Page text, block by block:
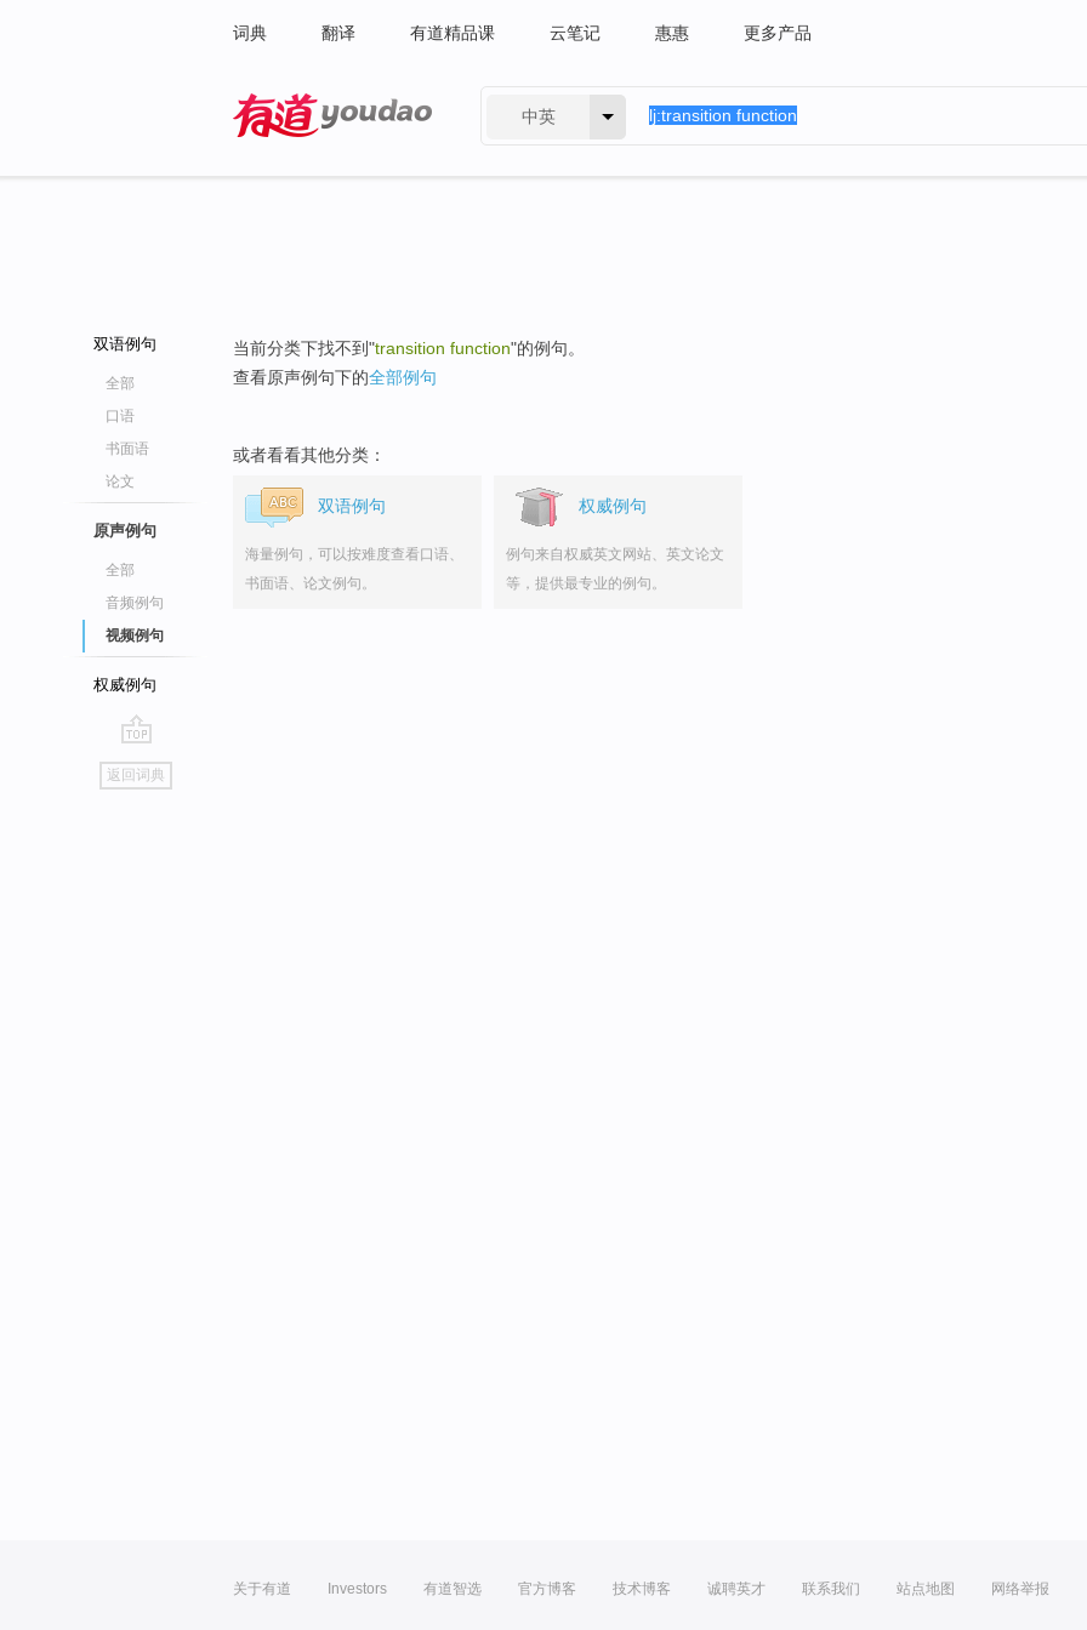
词典 翻译 有道精品课 云笔记 惠惠 更多产品
中英
双语例句
全部
口语
书面语
论文
原声例句
全部
音频例句
视频例句
权威例句
go
top
返回词典
当前分类下找不到"transition function"的例句。
查看原声例句下的全部例句
或者看看其他分类：
双语例句
海量例句，可以按难度查看口语、
书面语、论文例句。
权威例句
例句来自权威英文网站、英文论文
等，提供最专业的例句。
关于有道 Investors 有道智选 官方博客 技术博客 诚聘英才 联系我们 站点地图 网络举报